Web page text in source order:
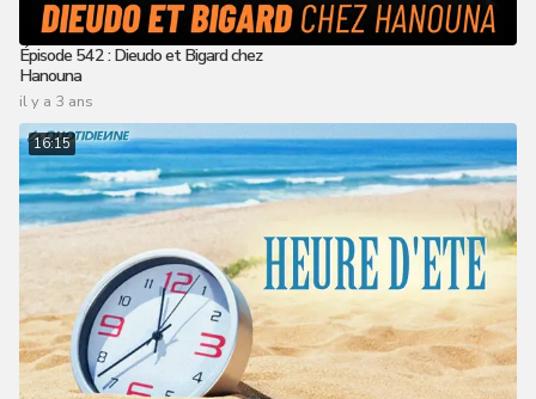
Épisode 542 : Dieudo et Bigard chez
Hanouna
il y a 3 ans
16:15